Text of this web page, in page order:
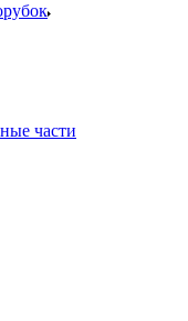
части